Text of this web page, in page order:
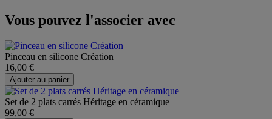
Vous pouvez l'associer avec
Pinceau en silicone Création
16,00 €
Ajouter au panier
Set de 2 plats carrés Héritage en céramique
99,00 €